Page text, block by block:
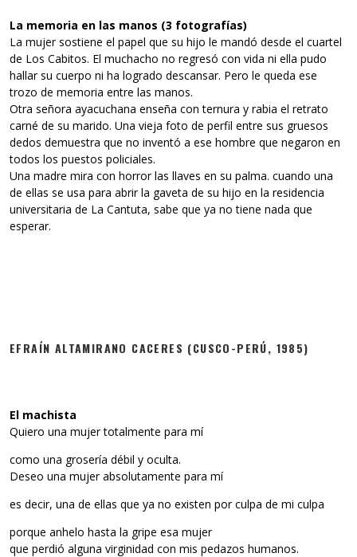
La memoria en las manos (3 fotografías)
La mujer sostiene el papel que su hijo le mandó desde el cuartel
de Los Cabitos. El muchacho no regresó con vida ni ella pudo
hallar su cuerpo ni ha logrado descansar. Pero le queda ese
trozo de memoria entre las manos.
Otra señora ayacuchana enseña con ternura y rabia el retrato
carné de su marido. Una vieja foto de perfil entre sus gruesos
dedos demuestra que no inventó a ese hombre que negaron en
todos los puestos policiales.
Una madre mira con horror las llaves en su palma. cuando una
de ellas se usa para abrir la gaveta de su hijo en la residencia
universitaria de La Cantuta, sabe que ya no tiene nada que
esperar.
EFRAÍN ALTAMIRANO CACERES (CUSCO-PERÚ, 1985)
El machista
Quiero una mujer totalmente para mí
como una grosería débil y oculta.
Deseo una mujer absolutamente para mí
es decir, una de ellas que ya no existen por culpa de mi culpa
porque anhelo hasta la gripe esa mujer
que perdió alguna virginidad con mis pedazos humanos.